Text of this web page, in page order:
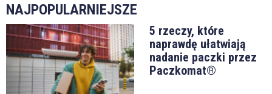
NAJPOPULARNIEJSZE
5 rzeczy, które
naprawdę ułatwiają
nadanie paczki przez
Paczkomat®